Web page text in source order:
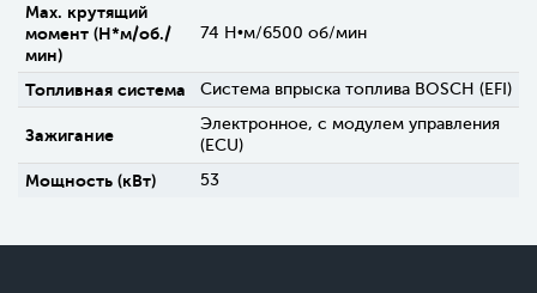
Max. крутящий
момент (H*м/об./
мин)
74 Н•м/6500 об/мин
Топливная система Система впрыска топлива BOSCH (EFI)
Зажигание
Электронное, с модулем управления
(ECU)
Мощность (кВт) 53